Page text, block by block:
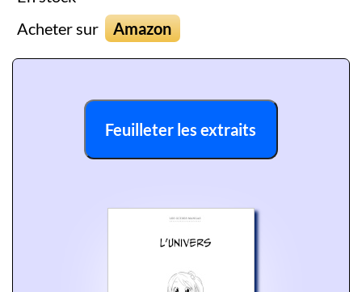
Acheter sur Amazon
Feuilleter les extraits